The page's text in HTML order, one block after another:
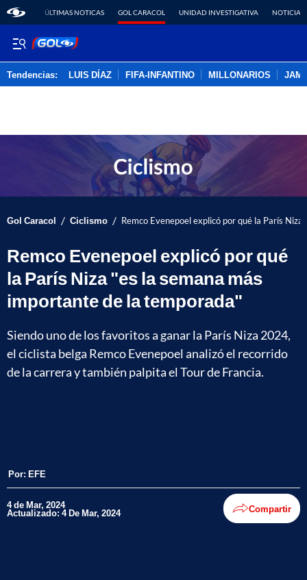
ÚLTIMAS NOTICAS GOL CARACOL UNIDAD INVESTIGATIVA NOTICIAS
Tendencias: LUIS DÍAZ FIFA-INFANTINO MILLONARIOS
Gol Caracol / Ciclismo / Remco Evenepoel explicó por qué la París
Remco Evenepoel explicó por qué
la París Niza "es la semana más
importante de la temporada"
Siendo uno de los favoritos a ganar la París Niza 2024,
el ciclista belga Remco Evenepoel analizó el recorrido
de la carrera y también palpita el Tour de Francia.
Por: EFE
4 de Mar, 2024
Actualizado: 4 De Mar, 2024 Compartir